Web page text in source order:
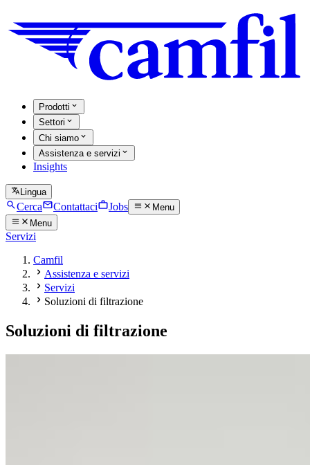
Prodotti
Settori
Chi siamo
Assistenza e servizi
Insights
Lingua
Cerca Contattaci Jobs
Menu
Menu
Servizi
Camfil
Assistenza e servizi
Servizi
Soluzioni di filtrazione
Soluzioni di filtrazione